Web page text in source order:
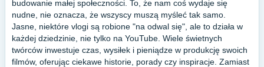
budowanie małej społeczności. To, że nam coś wydaje się
nudne, nie oznacza, że wszyscy muszą myśleć tak samo.
Jasne, niektóre vlogi są robione "na odwal się", ale to działa w
każdej dziedzinie, nie tylko na YouTube. Wiele świetnych
twórców inwestuje czas, wysiłek i pieniądze w produkcję swoich
filmów, oferując ciekawe historie, porady czy inspiracje. Zamiast